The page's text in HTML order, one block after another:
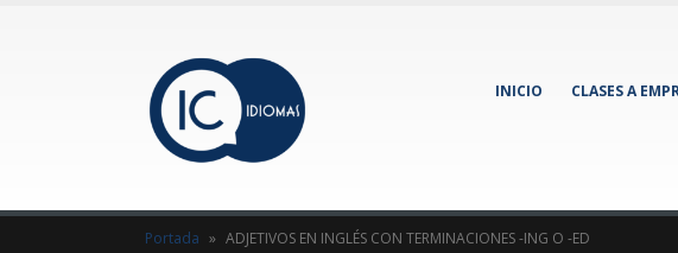
INICIO CLASES A
Portada » ADJETIVOS EN INGLÉS CON TERMINACIONES -ING O -ED